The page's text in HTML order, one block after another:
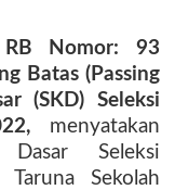
RB Nomor: 93
Batas (Passing
(SKD) Seleksi
menyatakan
Seleksi
Taruna Sekolah